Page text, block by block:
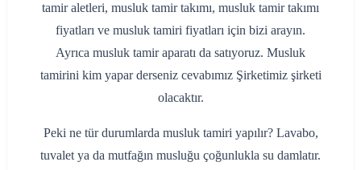
tamir aletleri, musluk tamir takımı, musluk tamir takımı
fiyatları ve musluk tamiri fiyatları için bizi arayın.
Ayrıca musluk tamir aparatı da satıyoruz. Musluk
tamirini kim yapar derseniz cevabımız Şirketimiz şirketi
olacaktır.
Peki ne tür durumlarda musluk tamiri yapılır? Lavabo,
tuvalet ya da mutfağın musluğu çoğunlukla su damlatır.